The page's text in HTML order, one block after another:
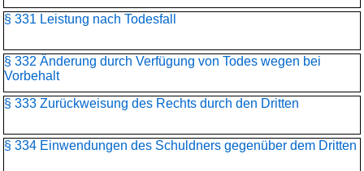
§ 331 Leistung nach Todesfall
§ 332 Änderung durch Verfügung von Todes wegen bei
Vorbehalt
§ 333 Zurückweisung des Rechts durch den Dritten
§ 334 Einwendungen des Schuldners gegenüber dem Dritten